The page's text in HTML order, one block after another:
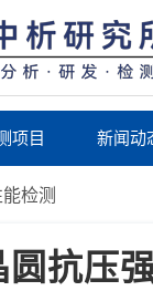
项目 新闻动
检测
圆抗压